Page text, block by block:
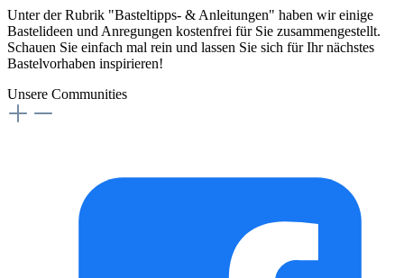
Unter der Rubrik "Basteltipps- & Anleitungen" haben wir einige
Bastelideen und Anregungen kostenfrei für Sie zusammengestellt.
Schauen Sie einfach mal rein und lassen Sie sich für Ihr nächstes
Bastelvorhaben inspirieren!
Unsere Communities